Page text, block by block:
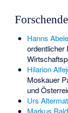
Hanns Abele
ordentlicher
Hilarion
Moskauer
und
Urs
Markus